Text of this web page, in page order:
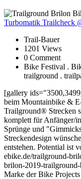
Turbomatik Trailcheck
Trail-Bauer
1201 Views
0 Comment
Bike Festival .
trailground .
[gallery
beim Mountainbike &
Trailground® Strecken
komplett für Anfänger/
Sprünge und
Streckendesign
entstehen. Potential ist
ebike.de/trailground-
brilon-2019-
Marke der Bike